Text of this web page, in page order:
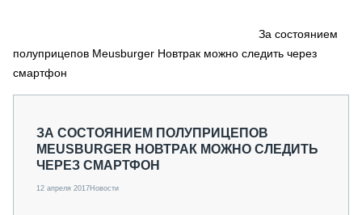
СПЕЦПРОЕКТЫ
МЕРОПРИЯТИЯ
СТАТЬИ ПО КАТЕГОРИЯМ ТЕХНИКИ
За состоянием
полуприцепов Meusburger Новтрак можно следить через
смартфон
ЗА СОСТОЯНИЕМ ПОЛУПРИЦЕПОВ
MEUSBURGER НОВТРАК МОЖНО СЛЕДИТЬ
ЧЕРЕЗ СМАРТФОН
12 апреля 2017Новости